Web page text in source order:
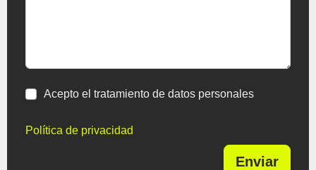
Acepto el tratamiento de datos personales
Política de privacidad
Enviar